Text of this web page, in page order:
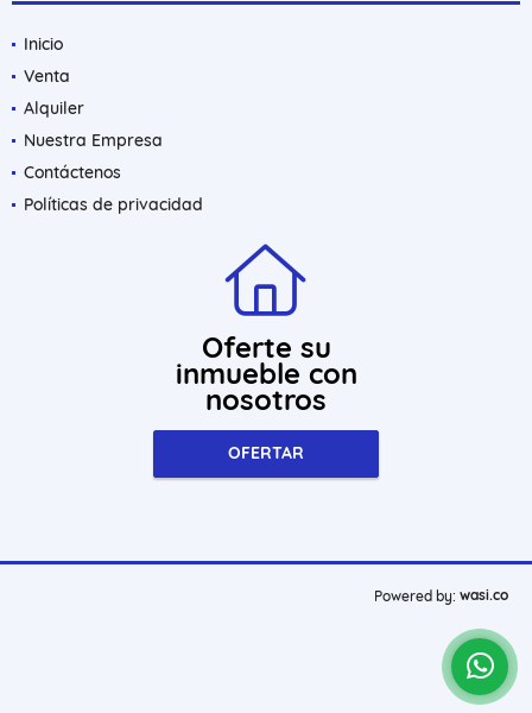
Inicio
Venta
Alquiler
Nuestra Empresa
Contáctenos
Políticas de privacidad
Oferte su
inmueble con
nosotros
OFERTAR
Powered by: wasi.co